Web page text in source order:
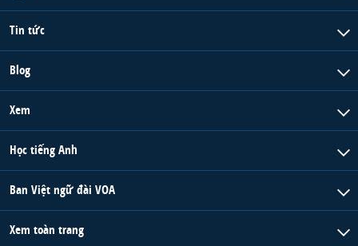
Tin tức
Blog
Xem
Học tiếng Anh
Ban Việt ngữ đài VOA
Xem toàn trang